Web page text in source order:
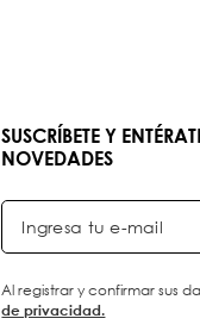
SUSCRÍBETE Y
NOVEDADES
Al registrar y confirmar sus
de privacidad.